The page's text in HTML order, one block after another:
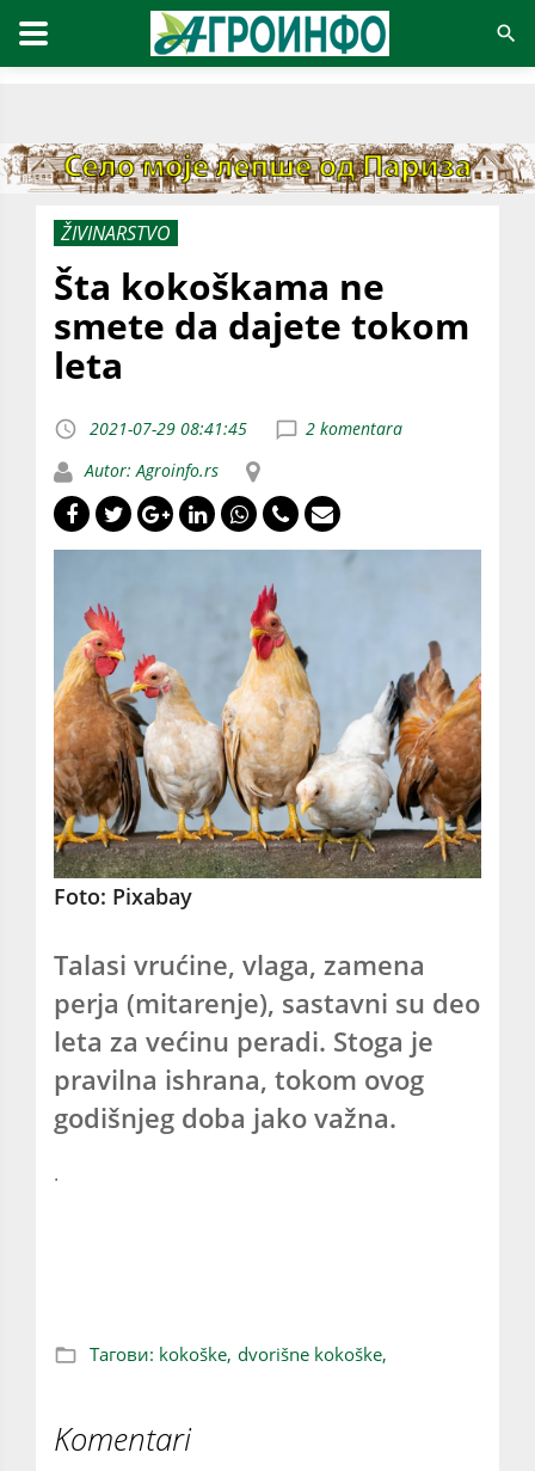
ŽIVINARSTVO
Šta kokoškama ne
smete da dajete tokom
leta
2021-07-29 08:41:45
2 komentara
Autor: Agroinfo.rs
Foto: Pixabay
Talasi vrućine, vlaga, zamena
perja (mitarenje), sastavni su deo
leta za većinu peradi. Stoga je
pravilna ishrana, tokom ovog
godišnjeg doba jako važna.
.
Тагови: kokoške, dvorišne kokoške,
Komentari